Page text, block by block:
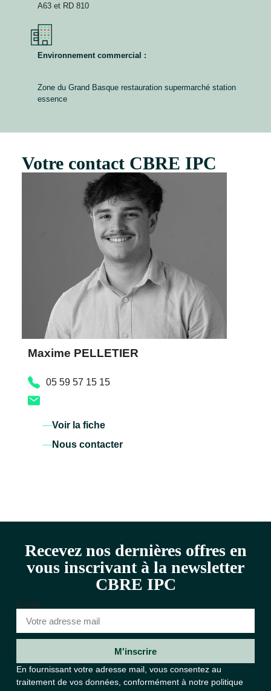
A63 et RD 810
Environnement commercial :
Zone du Grand Basque restauration supermarché station
essence
Votre contact CBRE IPC
Maxime PELLETIER
05 59 57 15 15
Voir la fiche
Nous contacter
Recevez nos dernières offres en
vous inscrivant à la newsletter
CBRE IPC
Email
M'inscrire
En fournissant votre adresse mail, vous consentez au
traitement de vos données, conformément à notre politique